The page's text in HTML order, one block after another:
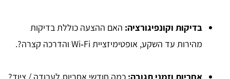
בדיקות וקונפיגורציה: האם ההצעה כוללת בדיקות
מהירות עד השקע, אופטימיזציית Wi‑Fi והדרכה קצרה?.